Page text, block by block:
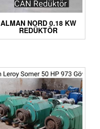
ALMAN NORD 0.18 KW
REDÜKTÖR